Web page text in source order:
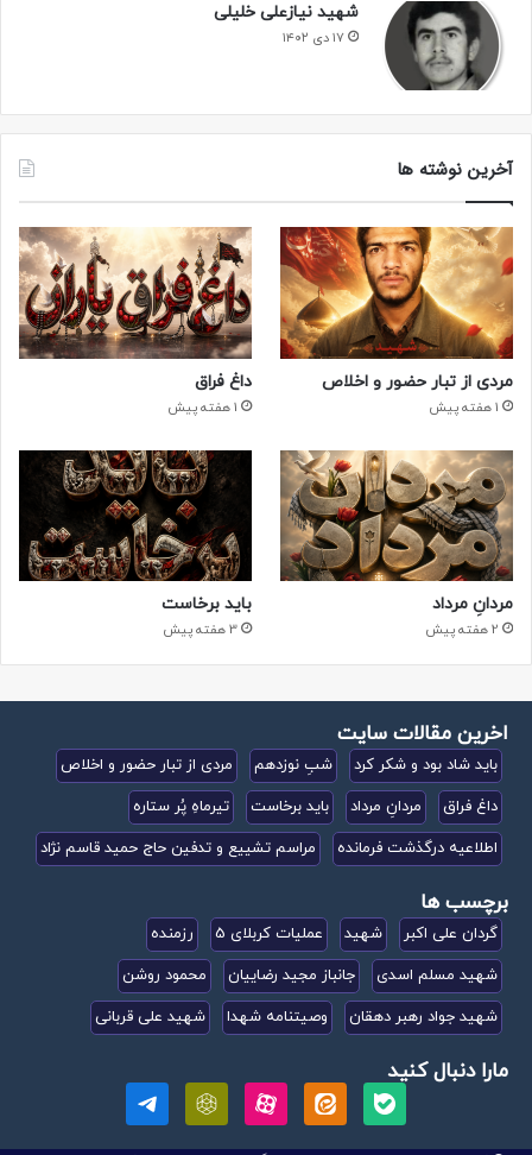
شهید نیازعلی خلیلی
۱۷ دی ۱۴۰۲
آخرین نوشته ها
مردی از تبار حضور و اخلاص
1 هفته پیش
داغ فراق
1 هفته پیش
مردانِ مرداد
2 هفته پیش
باید برخاست
3 هفته پیش
اخرین مقالات سایت
باید شاد بود و شکر کرد شبِ نوزدهم
مردی از تبار حضور و اخلاص
داغ فراق
مردانِ مرداد باید برخاست
تیرماهِ پُر ستاره
اطلاعیه درگذشت فرمانده
مراسم تشییع و تدفین حاج حمید قاسم نژاد
برچسب ها
گردان علی اکبر شهید عملیات کربلای 5
رزمنده
شهید مسلم اسدی
جانباز مجید رضاییان
محمود روشن
شهید جواد رهبر دهقان
وصیتنامه شهدا شهید علی قربانی
مارا دنبال کنید